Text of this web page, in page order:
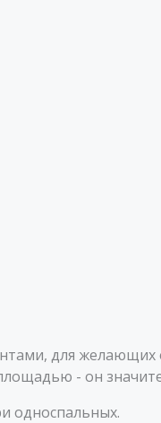
для желающих
- он
односпальных.